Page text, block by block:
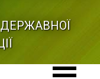
ДЕРЖАВНОЇ